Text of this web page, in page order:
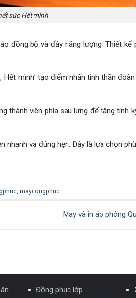
sức Hết mình
đồng bộ và đầy năng lượng. Thiết kế
mình” tạo điểm nhấn tinh thần
thành viên phía sau lưng để tăng tính
và đúng hẹn. Đây là lựa chọn
maydongphuc
May và in áo phông
Đồng phục lớp